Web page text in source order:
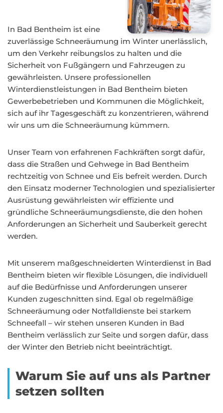
In Bad Bentheim ist eine
zuverlässige Schneeräumung im Winter unerlässlich,
um den Verkehr reibungslos zu halten und die
Sicherheit von Fußgängern und Fahrzeugen zu
gewährleisten. Unsere professionellen
Winterdienstleistungen in Bad Bentheim bieten
Gewerbebetrieben und Kommunen die Möglichkeit,
sich auf ihr Tagesgeschäft zu konzentrieren, während
wir uns um die Schneeräumung kümmern.
Unser Team von erfahrenen Fachkräften sorgt dafür,
dass die Straßen und Gehwege in Bad Bentheim
rechtzeitig von Schnee und Eis befreit werden. Durch
den Einsatz moderner Technologien und spezialisierter
Ausrüstung gewährleisten wir effiziente und
gründliche Schneeräumungsdienste, die den hohen
Anforderungen an Sicherheit und Sauberkeit gerecht
werden.
Mit unserem maßgeschneiderten Winterdienst in Bad
Bentheim bieten wir flexible Lösungen, die individuell
auf die Bedürfnisse und Anforderungen unserer
Kunden zugeschnitten sind. Egal ob regelmäßige
Schneeräumung oder Notfalldienste bei starkem
Schneefall – wir stehen unseren Kunden in Bad
Bentheim verlässlich zur Seite und sorgen dafür, dass
der Winter den Betrieb nicht beeinträchtigt.
Warum Sie auf uns als Partner
setzen sollten